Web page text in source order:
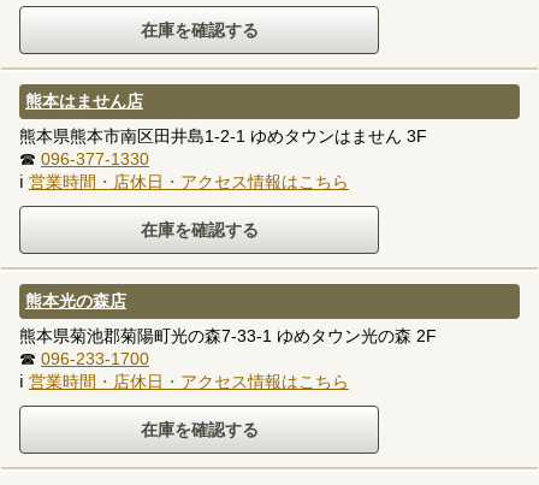
熊本はません店
熊本県熊本市南区田井島1-2-1 ゆめタウンはません 3F
☎ 096-377-1330
ℹ 営業時間・店休日・アクセス情報はこちら
熊本光の森店
熊本県菊池郡菊陽町光の森7-33-1 ゆめタウン光の森 2F
☎ 096-233-1700
ℹ 営業時間・店休日・アクセス情報はこちら